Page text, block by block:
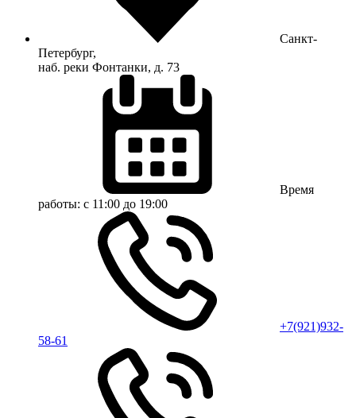
Санкт-
Петербург,
наб. реки Фонтанки, д. 73
Время
работы: с 11:00 до 19:00
+7(921)932-
58-61